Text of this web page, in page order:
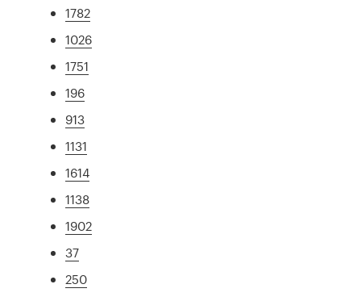
1782
1026
1751
196
913
1131
1614
1138
1902
37
250